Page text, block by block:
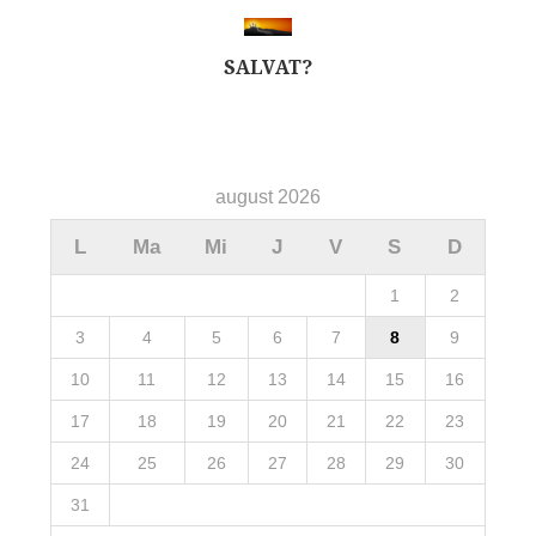
SALVAT?
august 2026
L Ma Mi J V S D
1 2
3 4 5 6 7 8 9
10 11 12 13 14 15 16
17 18 19 20 21 22 23
24 25 26 27 28 29 30
31